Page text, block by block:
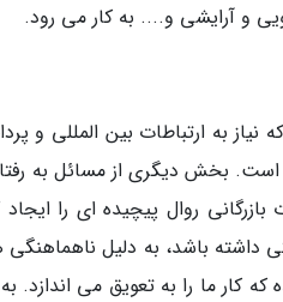
و آرایشی و.... به کار می رود.
به ارتباطات بین المللی و
بخش دیگری از مسائل به
روال پیچیده ای را
داشته باشد، به دلیل
کار ما را به تعویق می اندازد.